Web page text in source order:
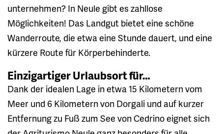
unternehmen? In Neule gibt es zahllose
Möglichkeiten! Das Landgut bietet eine schöne
Wanderroute, die etwa eine Stunde dauert, und eine
kürzere Route für Körperbehinderte.
Einzigartiger Urlaubsort für…
Dank der idealen Lage in etwa 15 Kilometern vom
Meer und 6 Kilometern von Dorgali und auf kurzer
Entfernung zu Fuß zum See von Cedrino eignet sich